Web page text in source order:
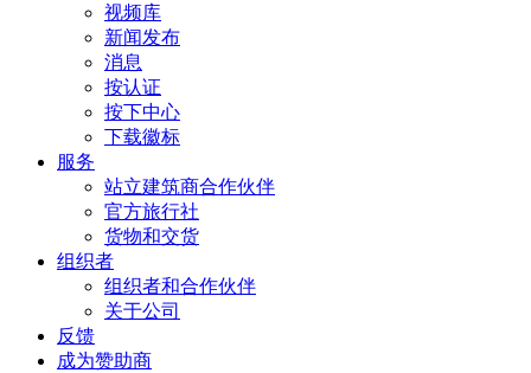
视频库
新闻发布
消息
按认证
按下中心
下载徽标
服务
站立建筑商合作伙伴
官方旅行社
货物和交货
组织者
组织者和合作伙伴
关于公司
反馈
成为赞助商